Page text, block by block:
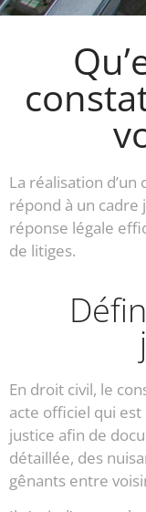
La réalisation
répond à un cadre
réponse légale
de litiges.
En droit civil, le
acte officiel qui
justice afin de
détaillée, des
gênants entre